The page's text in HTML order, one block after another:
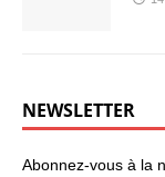
NEWSLETTER
Abonnez-vous à la